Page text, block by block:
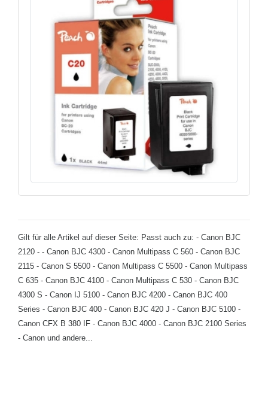
Gilt für alle Artikel auf dieser Seite: Passt auch zu: - Canon BJC
2120 - - Canon BJC 4300 - Canon Multipass C 560 - Canon BJC
2115 - Canon S 5500 - Canon Multipass C 5500 - Canon Multipass
C 635 - Canon BJC 4100 - Canon Multipass C 530 - Canon BJC
4300 S - Canon IJ 5100 - Canon BJC 4200 - Canon BJC 400
Series - Canon BJC 400 - Canon BJC 420 J - Canon BJC 5100 -
Canon CFX B 380 IF - Canon BJC 4000 - Canon BJC 2100 Series
- Canon und andere...